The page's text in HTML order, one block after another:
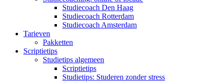
Studiecoach Den Haag
Studiecoach Rotterdam
Studiecoach Amsterdam
Tarieven
Pakketten
Scriptietips
Studietips algemeen
Scriptietips
Studietips: Studeren zonder stress